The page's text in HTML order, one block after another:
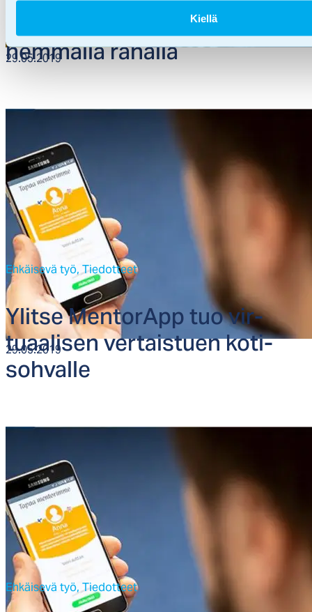
Kiellä
29.05.2019
Enem­män hy­vin­voin­tia vä­
hem­mäl­lä ra­hal­la
29.05.2019
Ehkäisevä työ, Tiedotteet
Ylit­se Men­to­rApp tuo vir­
tuaa­li­sen ver­tais­tuen ko­ti­
soh­val­le
Ehkäisevä työ, Tiedotteet